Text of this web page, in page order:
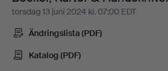
Kartor
torsdag 13 juni 2024 kl. 07:00 EDT
Ändringslista (PDF)
Katalog (PDF)